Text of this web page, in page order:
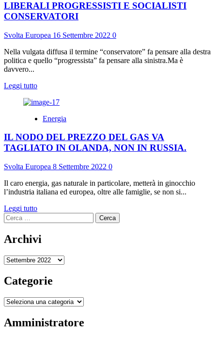
ORDINE
MONDIALE
PUZZA
MUFFA
NOVECENTESCA
LIBERALI PROGRESSISTI E SOCIALISTI
CONSERVATORI
Svolta Europea 16 Settembre 2022 0
Nella vulgata diffusa il termine “conservatore” fa pensare alla destra
politica e quello “progressista” fa pensare alla sinistra.Ma è
davvero...
Leggi tuttoLeggi
più
LIBERALI
E
SOCIALISTI
Energia
IL NODO DEL PREZZO DEL GAS VA
TAGLIATO IN OLANDA, NON IN RUSSIA.
Svolta Europea 8 Settembre 2022 0
Il caro energia, gas naturale in particolare, metterà in ginocchio
l’industria italiana ed europea, oltre alle famiglie, se non si...
Leggi tuttoLeggi
più
su
IL
DEL
DEL
GAS
TAGLIATO
OLANDA,
Ricerca
per:
Archivi
Archivi
Categorie
Categorie
Amministratore